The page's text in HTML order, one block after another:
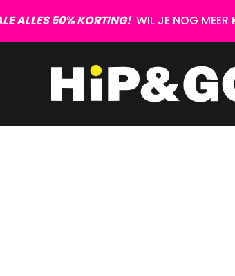
ALLES 50% KORTING! WIL JE NOG MEER